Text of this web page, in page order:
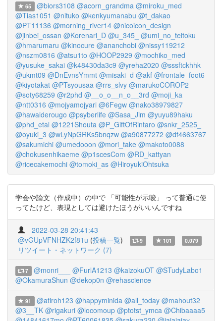
65 @biors3108 @acorn_grandma @miroku_med
@Tias1051 @nituko @kenkyumanabu @t_dakao
@PT11136 @morning_river14 @nicoicon_design
@jinbei_ossan @Korenari_D @u_345_
@umi_no_teitoku
@hmarumaru @kinocure @ananchobi @nissy119212
@nszm0816 @atsu1to @HOOP2929 @mochiko_med
@yusuke_sakai @k48430da3c9 @yreha2020 @sssftckhhk
@ukmt09 @DnEvnsYmmt @misaki_d @akf @frontale_foot6
@kiyotakat @PTsyousaa @rrs_slvy @marukoCOROP2
@soty68259 @r2phd @__o_o__n_o__3rd @moji_ka
@ntt0316 @mojyamojyari @6Fegw @nako38979827
@hawaiderougo @psyberlife @Sasa_Jim @yuyu89haku
@phd_etal @1221Shouta @P_GiftOfRintaro @snkr_2525_
@oyuki_3 @wLyNpGRKs5bnqzw @a90877272 @df4663767
@sakumichi @umedooon @mori_take @makoto0088
@chokusenhikaeme @p1scesCom @RD_kattyan
@ricecakemochi @tomoki_as @HiroyukiOhtsuka
学会や論文（作成中）の中で 「可能性が示唆」 って普通に使
ってたけど、表現としては避けたほうがいいんですね
2022-03-28 20:41:43
@vGUpVFNHZK2f81u (投稿一覧) 9 101 0.079
リツイート・ネットワーク (7)
7 @monri___ @FurlA1213 @kaizokuOT @STudyLabo1
@OkamuraShun @dekop0n @rehascience
91 @atiroh123 @happyminida @all_today @mahout32
@3__TK @rigakuri @locomoup @ptotst_ymca @Chibaaaa5